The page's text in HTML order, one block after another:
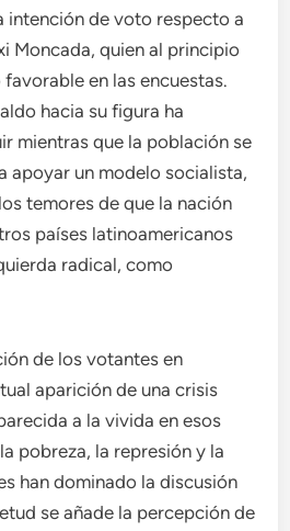
intención de voto respecto a
Moncada, quien al principio
en las encuestas.
hacia su figura ha
mientras que la población se
apoyar un modelo socialista,
temores de que la nación
países latinoamericanos
radical, como
de los votantes en
aparición de una crisis
a la vivida en esos
pobreza, la represión y la
han dominado la discusión
se añade la percepción de